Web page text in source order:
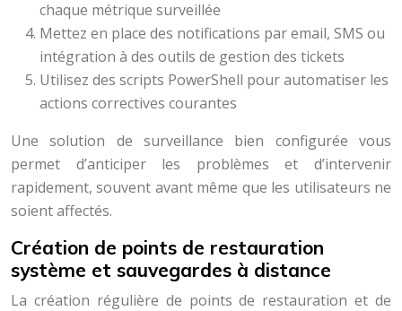
chaque métrique surveillée
Mettez en place des notifications par email, SMS ou
intégration à des outils de gestion des tickets
Utilisez des scripts PowerShell pour automatiser les
actions correctives courantes
Une solution de surveillance bien configurée vous
permet d’anticiper les problèmes et d’intervenir
rapidement, souvent avant même que les utilisateurs ne
soient affectés.
Création de points de restauration
système et sauvegardes à distance
La création régulière de points de restauration et de